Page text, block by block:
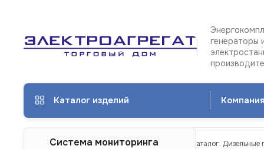
генераторы
Каталог изделий Компания
ТД Электроагрегат Каталог изделий Каталог.
Система мониторинга